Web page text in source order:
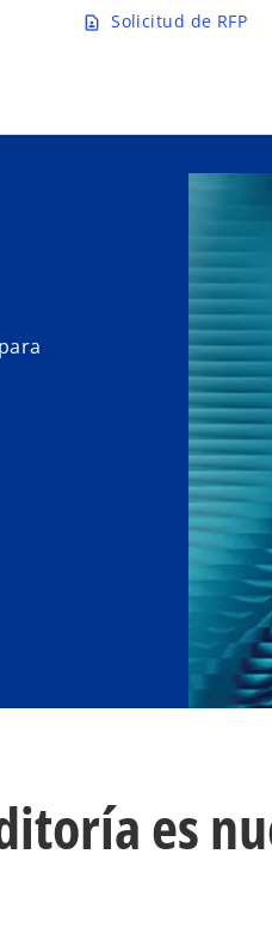
principalcontact_page Solicitud de RFP
es